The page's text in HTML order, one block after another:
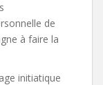
de
à faire la
initiatique